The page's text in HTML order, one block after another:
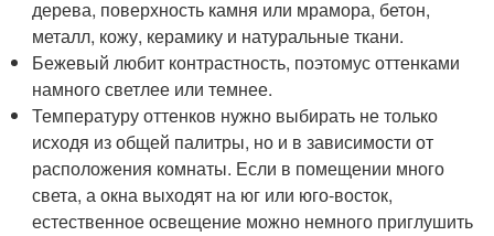
дерева, поверхность камня или мрамора, бетон,
металл, кожу, керамику и натуральные ткани.
Бежевый любит контрастность, поэтомус оттенками
намного светлее или темнее.
Температуру оттенков нужно выбирать не только
исходя из общей палитры, но и в зависимости от
расположения комнаты. Если в помещении много
света, а окна выходят на юг или юго-восток,
естественное освещение можно немного приглушить